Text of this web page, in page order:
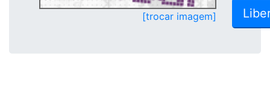
[trocar imagem]